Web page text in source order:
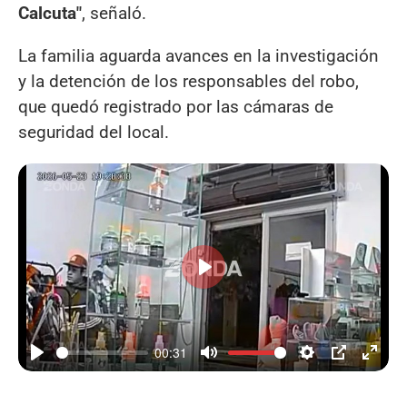
Calcuta", señaló.
La familia aguarda avances en la investigación
y la detención de los responsables del robo,
que quedó registrado por las cámaras de
seguridad del local.
00:31
Reproducir